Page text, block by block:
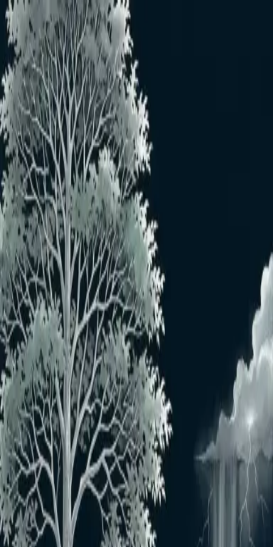
メインコンテンツへスキップ
おすすめユーザー
おすすめユーザーはいません
もっと見る